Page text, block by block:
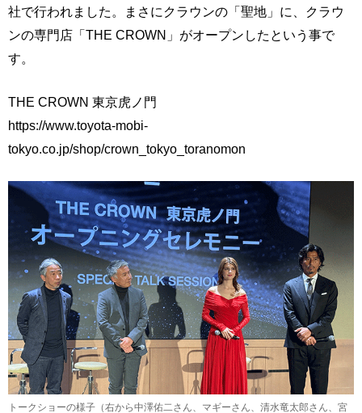
社で行われました。まさにクラウンの「聖地」に、クラウ
ンの専門店「THE CROWN」がオープンしたという事で
す。
THE CROWN 東京虎ノ門
https://www.toyota-mobi-
tokyo.co.jp/shop/crown_tokyo_toranomon
トークショーの様子（右から中澤佑二さん、マギーさん、清水竜太郎さん、宮